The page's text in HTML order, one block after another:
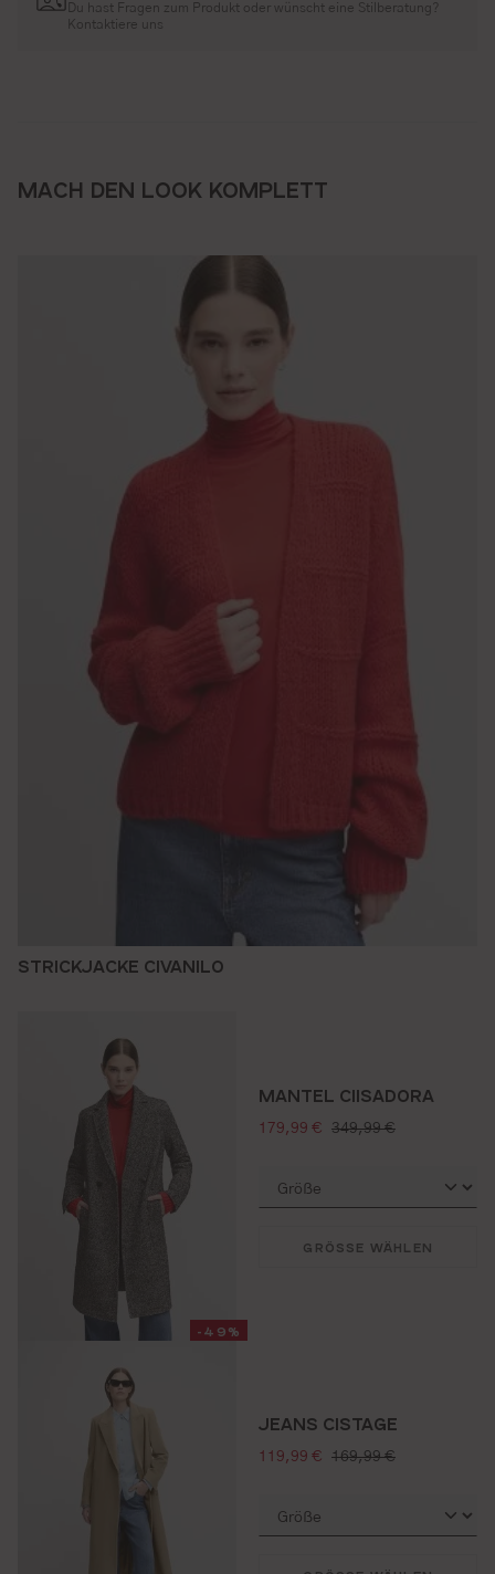
Du hast Fragen zum Produkt oder wünscht eine Stilberatung?
Kontaktiere uns
MACH DEN LOOK KOMPLETT
STRICKJACKE CIVANILO
-49%
MANTEL CIISADORA
verkaufspreis:
179,99 € regulärer preis:
349,99 €
GRÖSSE WÄHLEN
JEANS CISTAGE
verkaufspreis:
119,99 € regulärer preis:
169,99 €